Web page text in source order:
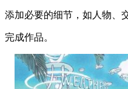
添加必要的细节，如人物、
完成作品。